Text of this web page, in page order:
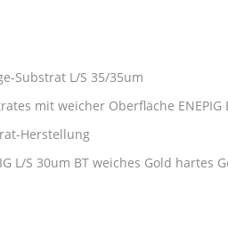
Substrat L/S 35/35um
mit weicher Oberfläche ENEPIG
Herstellung
L/S 30um BT weiches Gold hartes